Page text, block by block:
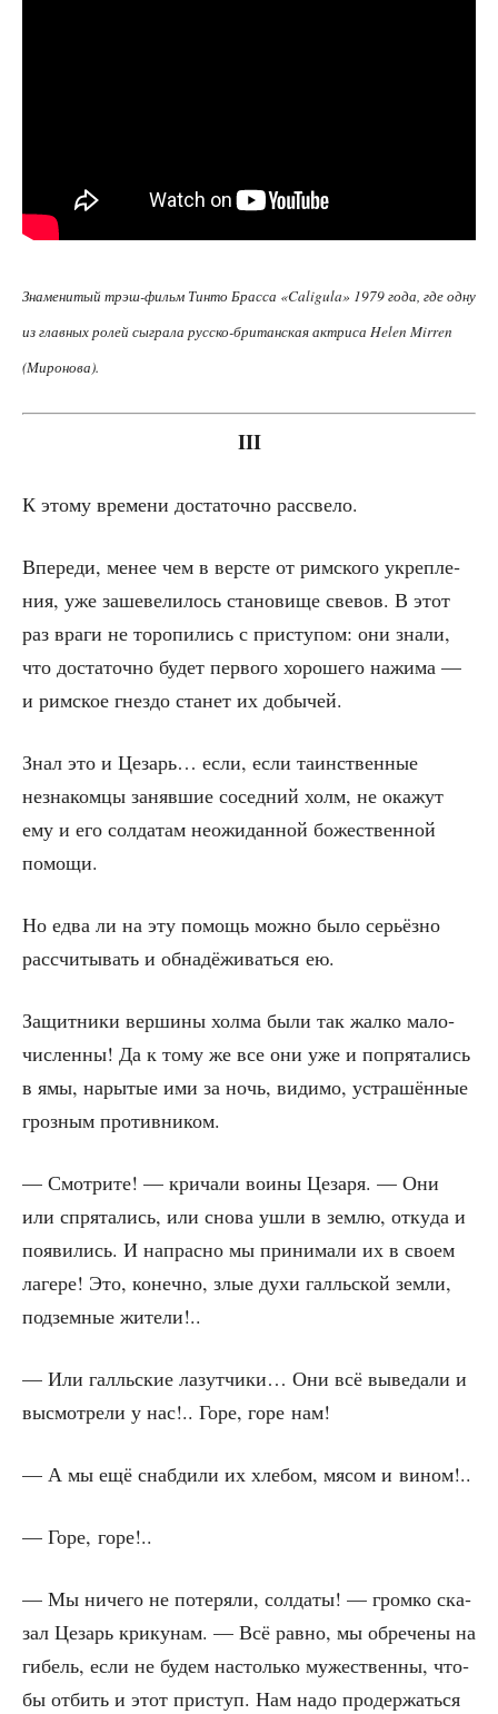
Зна­ме­ни­тый трэш-фильм Тин­то Брас­са «Caligula» 1979 года, где одну
из глав­ных ролей сыг­ра­ла рус­ско-бри­тан­ская актри­са Helen Mirren
(Миро­но­ва).
III
К это­му вре­ме­ни доста­точ­но рассвело.
Впе­ре­ди, менее чем в вер­сте от рим­ско­го укреп­ле­
ния, уже заше­ве­ли­лось ста­но­ви­ще све­вов. В этот
раз вра­ги не торо­пи­лись с при­сту­пом: они зна­ли,
что доста­точ­но будет пер­во­го хоро­ше­го нажи­ма —
и рим­ское гнез­до ста­нет их добычей.
Знал это и Цезарь… если, если таин­ствен­ные
незна­ком­цы заняв­шие сосед­ний холм, не ока­жут
ему и его сол­да­там неожи­дан­ной боже­ствен­ной
помощи.
Но едва ли на эту помощь мож­но было серьёз­но
рас­счи­ты­вать и обна­дё­жи­вать­ся ею.
Защит­ни­ки вер­ши­ны хол­ма были так жал­ко мало­
чис­лен­ны! Да к тому же все они уже и попря­та­лись
в ямы, нары­тые ими за ночь, види­мо, устра­шён­ные
гроз­ным противником.
— Смот­ри­те! — кри­ча­ли вои­ны Цеза­ря. — Они
или спря­та­лись, или сно­ва ушли в зем­лю, отку­да и
появи­лись. И напрас­но мы при­ни­ма­ли их в сво­ем
лаге­ре! Это, конеч­но, злые духи галль­ской зем­ли,
под­зем­ные жители!..
— Или галль­ские лазут­чи­ки… Они всё выве­да­ли и
высмот­ре­ли у нас!.. Горе, горе нам!
— А мы ещё снаб­ди­ли их хле­бом, мясом и вином!..
— Горе, горе!..
— Мы ниче­го не поте­ря­ли, сол­да­ты! — гром­ко ска­
зал Цезарь кри­ку­нам. — Всё рав­но, мы обре­че­ны на
гибель, если не будем настоль­ко муже­ствен­ны, что­
бы отбить и этот при­ступ. Нам надо про­дер­жать­ся